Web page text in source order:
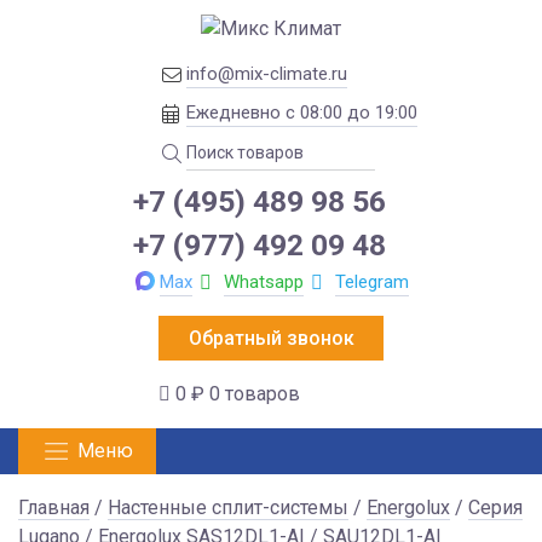
info@mix-climate.ru
Ежедневно с 08:00 до 19:00
+7 (495) 489 98 56
+7 (977) 492 09 48
Max Whatsapp Telegram
Обратный звонок
0 ₽ 0 товаров
Меню
Главная / Настенные сплит-системы / Energolux / Серия
Lugano / Energolux SAS12DL1-AI / SAU12DL1-AI